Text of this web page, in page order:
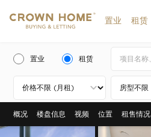
置业 租赁
置业 租赁
概况 楼盘信息 视频 位置 租售情况